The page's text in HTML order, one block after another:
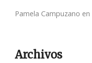
Pamela Campuzano en
Archivos